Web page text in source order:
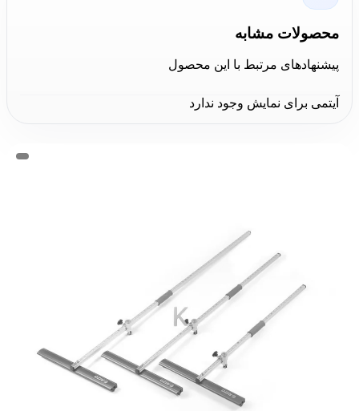
محصولات مشابه
پیشنهادهای مرتبط با این محصول
آیتمی برای نمایش وجود ندارد